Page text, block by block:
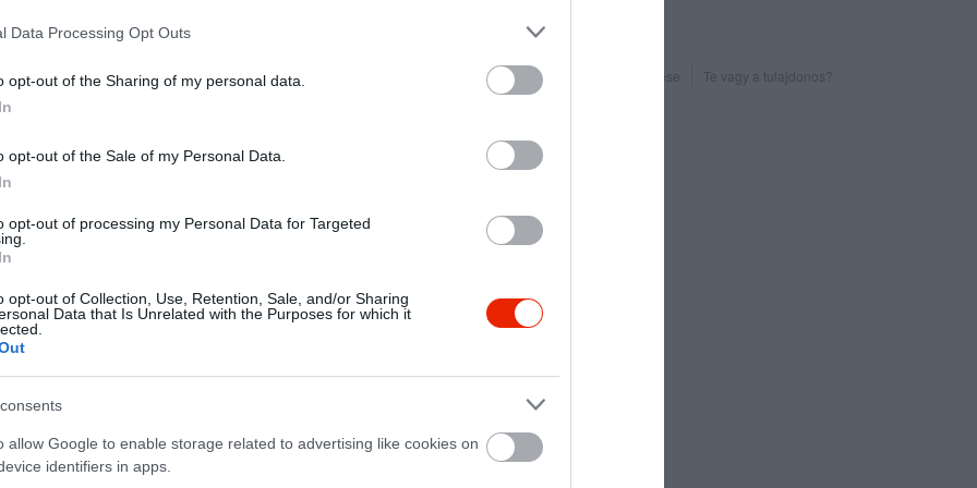
Data Processing Opt Outs
opt-out of the Sharing of my personal data.
opt-out of the Sale of my Personal Data.
opt-out of processing my Personal Data for Targeted
opt-out of Collection, Use, Retention, Sale, and/or Sharing
Data that Is Unrelated with the Purposes for which it
allow Google to enable storage related to advertising like cookies on
identifiers in apps.
minősül, vendégeink igazi magyaros- és modern
felvonultató ételeket fogyaszthatnak a régi időket
szívesen látjuk azokat is akik csak egy kávéra vagy
bárunkban vagy nyitott teraszunkon.
gasztronómiai élményben lesz része annak aki betér
Probléma jelentése Te vagy a tulajdonos?